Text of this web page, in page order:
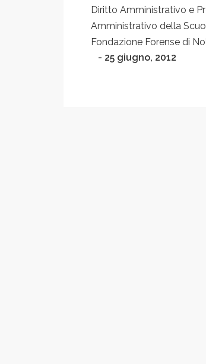
Diritto Amministrativo e
Amministrativo della
Fondazione Forense di
- 25 giugno, 2012